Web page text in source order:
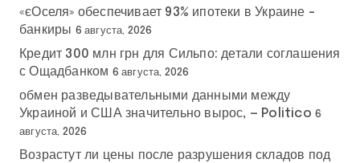
«єОселя» обеспечивает 93% ипотеки в Украине –
банкиры 6 августа, 2026
Кредит 300 млн грн для Сильпо: детали соглашения
с Ощадбанком 6 августа, 2026
обмен разведывательными данными между
Украиной и США значительно вырос, — Politico 6
августа, 2026
Возрастут ли цены после разрушения складов под